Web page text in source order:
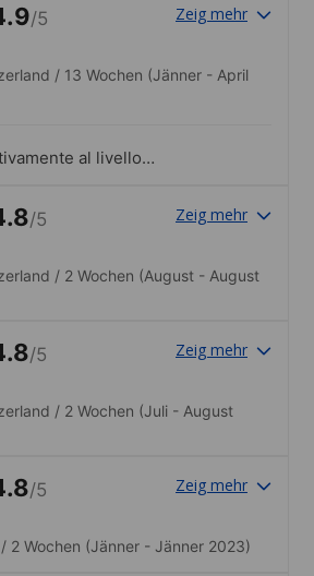
très appréciées
/5 Zeig mehr
/ 13 Wochen (Jänner - April
al livello
/5 Zeig mehr
/ 2 Wochen (August - August
/5 Zeig mehr
/ 2 Wochen (Juli - August
/5 Zeig mehr
/ 2 Wochen (Jänner - Jänner 2023)